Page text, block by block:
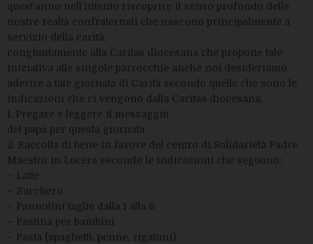
quest’anno nell’intento riscoprire il senso profondo delle
nostre realtà confraternali che nascono principalmente a
servizio della carità,
congiuntamente alla Caritas diocesana che propone tale
iniziativa alle singole parrocchie anche noi desideriamo
aderire a tale giornata di Carità secondo quelle che sono le
indicazioni che ci vengono dalla Caritas diocesana.
1. Pregare e leggere il messaggio
del papa per questa giornata
2. Raccolta di bene in favore del centro di Solidarietà Padre
Maestro in Lucera secondo le indicazioni che seguono:
– Latte
– Zucchero
– Pannolini taglie dalla 1 alla 6
– Pastina per bambini
– Pasta (spaghetti, penne, rigatoni)